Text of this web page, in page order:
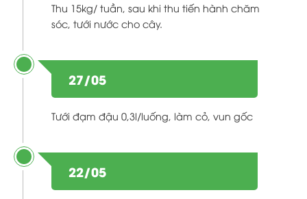
Thu 15kg/ tuần, sau khi thu tiến hành chăm
sóc, tưới nước cho cây.
27/05
Tưới đạm đậu 0,3l/luống, làm cỏ, vun gốc
22/05